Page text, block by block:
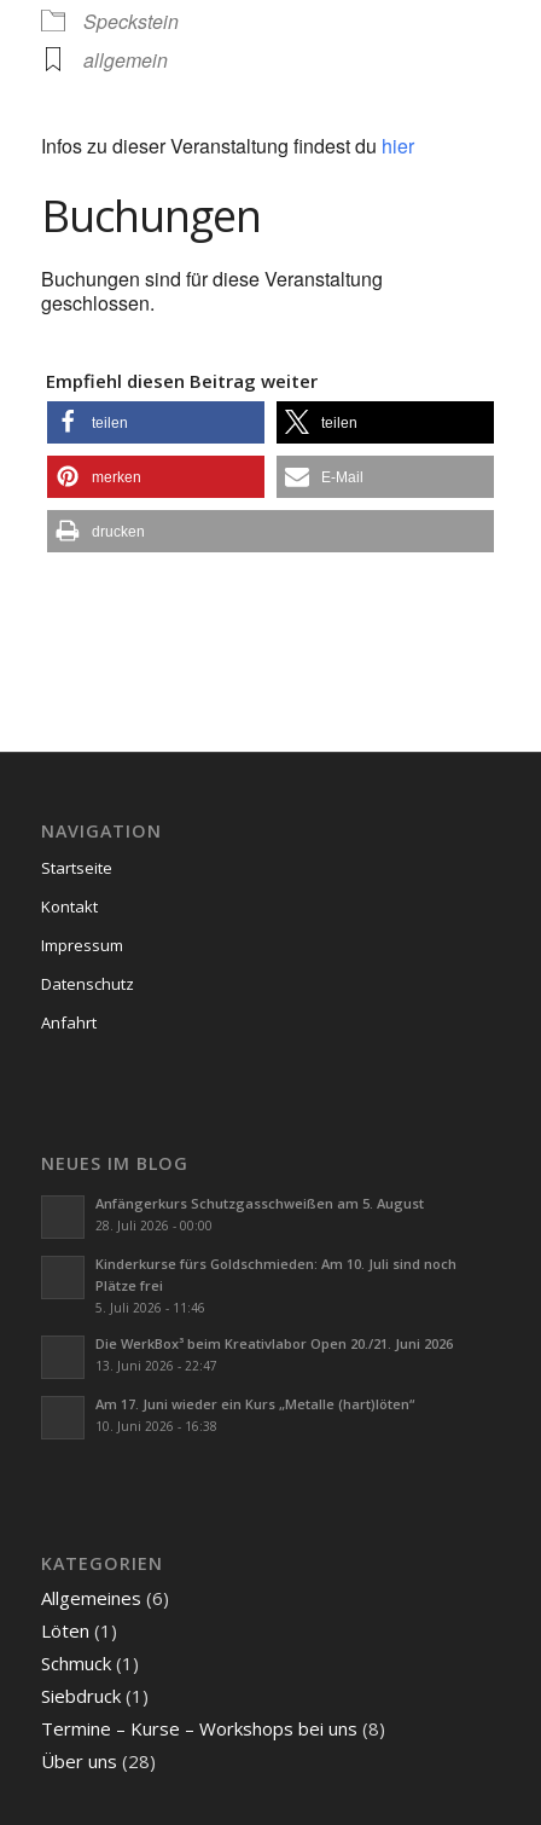
Speckstein
allgemein
Infos zu dieser Veranstaltung findest du hier
Buchungen
Buchungen sind für diese Veranstaltung
geschlossen.
Empfiehl diesen Beitrag weiter
teilen teilen
merken E-Mail
drucken
NAVIGATION
Startseite
Kontakt
Impressum
Datenschutz
Anfahrt
NEUES IM BLOG
Anfängerkurs Schutzgasschweißen am 5. August
28. Juli 2026 - 00:00
Kinderkurse fürs Goldschmieden: Am 10. Juli sind noch
Plätze frei
5. Juli 2026 - 11:46
Die WerkBox³ beim Kreativlabor Open 20./21. Juni 2026
13. Juni 2026 - 22:47
Am 17. Juni wieder ein Kurs „Metalle (hart)löten“
10. Juni 2026 - 16:38
KATEGORIEN
Allgemeines (6)
Löten (1)
Schmuck(1)
Siebdruck(1)
Termine – Kurse – Workshops bei uns (8)
Über uns (28)